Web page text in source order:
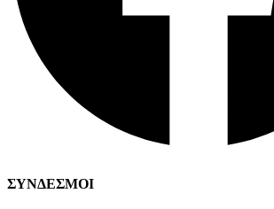
ΣΥΝΔΕΣΜΟΙ